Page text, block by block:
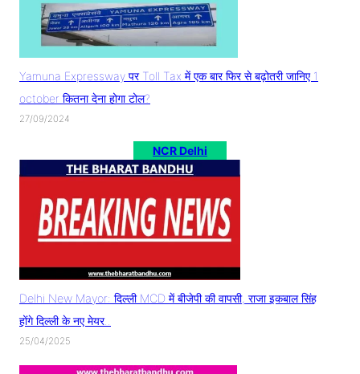
Yamuna Expressway पर Toll Tax में एक बार फिर से बढ़ोतरी जानिए 1
october कितना देना होगा टोल?
27/09/2024
NCR Delhi
Delhi New Mayor: दिल्ली MCD में बीजेपी की वापसी, राजा इकबाल सिंह
होंगे दिल्ली के नए मेयर..
25/04/2025